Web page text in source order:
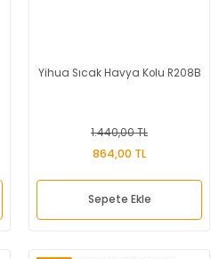
Yihua Sıcak Havya Kolu R208B
1.440,00 TL
864,00 TL
Sepete Ekle